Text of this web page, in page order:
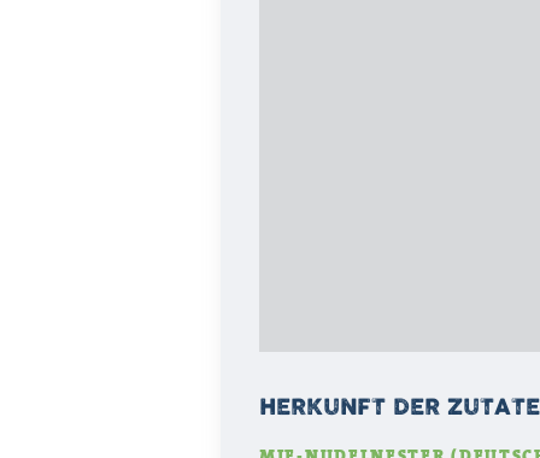
HERKUNFT DER